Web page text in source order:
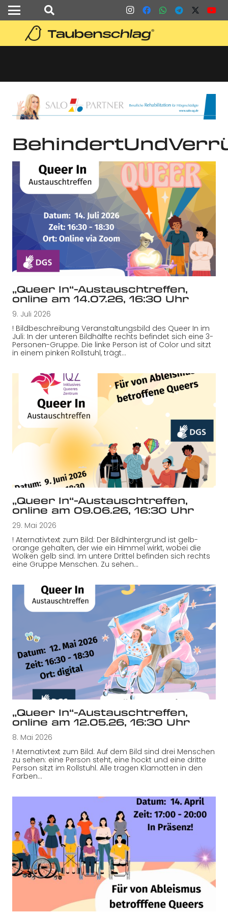
„Queer In“-Austauschtreffen,
online am 14.07.26, 16:30 Uhr
9. Juli 2026
! Bildbeschreibung Veranstaltungsbild des Queer In im
Juli: In der unteren Bildhälfte rechts befindet sich eine 3-
Personen-Gruppe. Die linke Person ist of Color und sitzt
in einem pinken Rollstuhl, trägt…
„Queer In“-Austauschtreffen,
online am 09.06.26, 16:30 Uhr
29. Mai 2026
! Aternativtext zum Bild: Der Bildhintergrund ist gelb-
orange gehalten, der wie ein Himmel wirkt, wobei die
Wolken gelb sind. Im untere Drittel befinden sich rechts
eine Gruppe Menschen. Zu sehen…
„Queer In“-Austauschtreffen,
online am 12.05.26, 16:30 Uhr
8. Mai 2026
! Aternativtext zum Bild: Auf dem Bild sind drei Menschen
zu sehen: eine Person steht, eine hockt und eine dritte
Person sitzt im Rollstuhl. Alle tragen Klamotten in den
Farben…